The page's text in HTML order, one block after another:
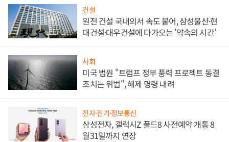
건설
원전 건설 국내외서 속도 붙어, 삼성물산·현
대건설·대우건설에 다가오는 '약속의 시간'
사회
미국 법원 "트럼프 정부 풍력 프로젝트 동결
조치는 위법", 해제 명령 내려
전자·전기·정보통신
삼성전자, 갤럭시Z 폴드8 사전예약 개통 8
월31일까지 연장